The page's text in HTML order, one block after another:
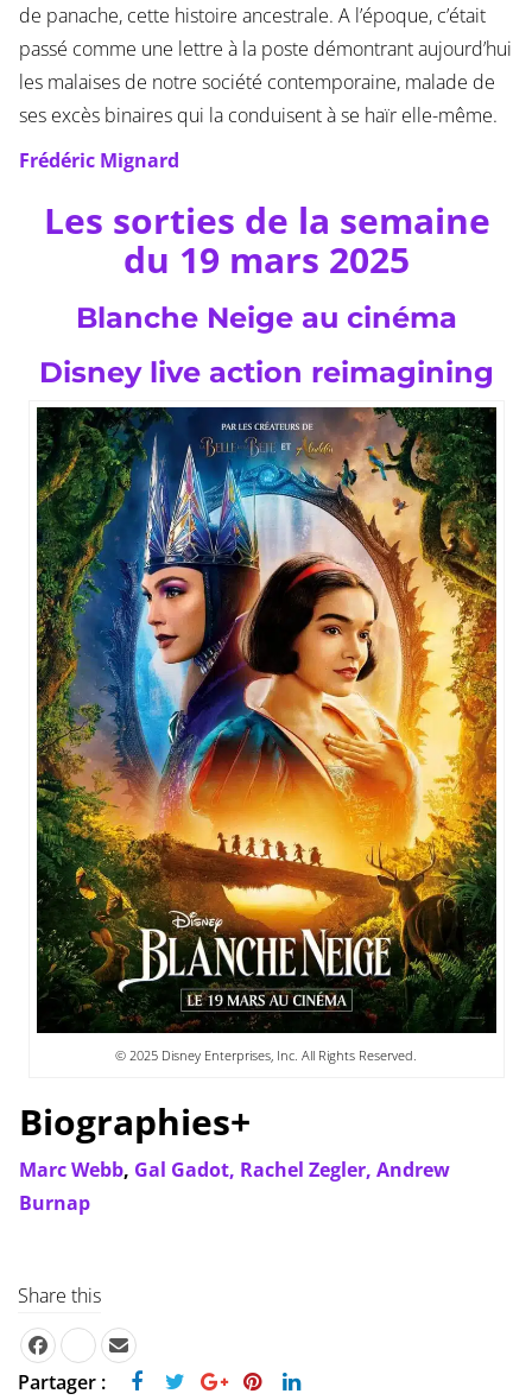
de panache, cette histoire ancestrale. A l’époque, c’était
passé comme une lettre à la poste démontrant aujourd’hui
les malaises de notre société contemporaine, malade de
ses excès binaires qui la conduisent à se haïr elle-même.
Frédéric Mignard
Les sorties de la semaine
du 19 mars 2025
Blanche Neige au cinéma
Disney live action reimagining
© 2025 Disney Enterprises, Inc. All Rights Reserved.
Biographies+
Marc Webb, Gal Gadot, Rachel Zegler, Andrew
Burnap
Share this
Partager :